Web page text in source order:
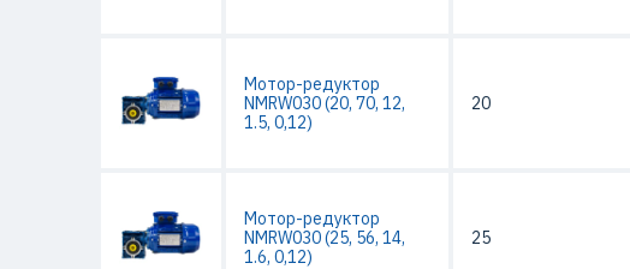
Мотор-редуктор
NMRW030 (20, 70, 12,
1.5, 0,12)
20
Мотор-редуктор
NMRW030 (25, 56, 14,
1.6, 0,12)
25